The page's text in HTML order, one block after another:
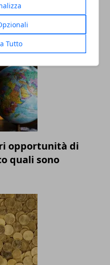
Tutto
da adempiere
un mutuo?
opportunità di
quali sono